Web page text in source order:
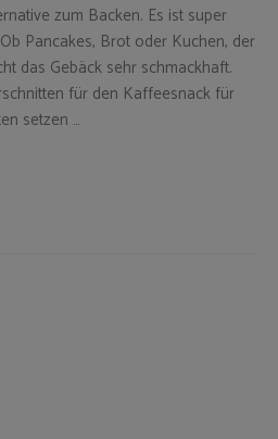
zum Backen. Es ist super
Pancakes, Brot oder Kuchen, der
das Gebäck sehr schmackhaft.
für den Kaffeesnack für
setzen …